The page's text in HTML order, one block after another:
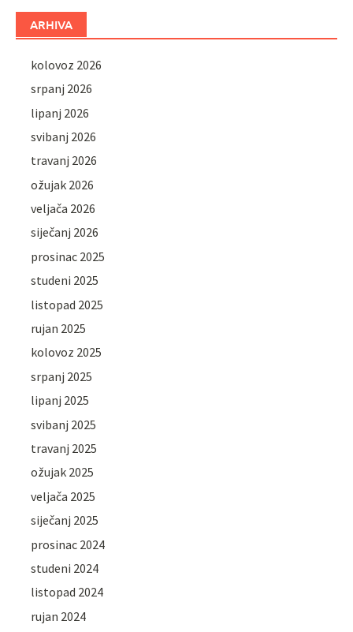
ARHIVA
kolovoz 2026
srpanj 2026
lipanj 2026
svibanj 2026
travanj 2026
ožujak 2026
veljača 2026
siječanj 2026
prosinac 2025
studeni 2025
listopad 2025
rujan 2025
kolovoz 2025
srpanj 2025
lipanj 2025
svibanj 2025
travanj 2025
ožujak 2025
veljača 2025
siječanj 2025
prosinac 2024
studeni 2024
listopad 2024
rujan 2024